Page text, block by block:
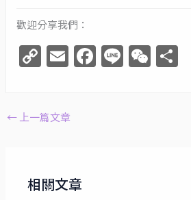
歡迎分享我們：
C
y
k
E
l
F
Li
W
← 上一篇文章
相關文章